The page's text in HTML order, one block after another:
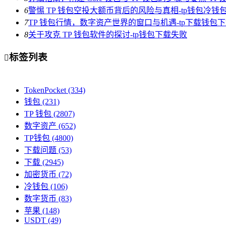
6警惕 TP 钱包空投大额币背后的风险与真相-tp钱包冷钱
7TP 钱包行情，数字资产世界的窗口与机遇-tp下载钱包
8关于攻克 TP 钱包软件的探讨-tp钱包下载失败
标签列表
TokenPocket (334)
钱包 (231)
TP 钱包 (2807)
数字资产 (652)
TP钱包 (4800)
下载问题 (53)
下载 (2945)
加密货币 (72)
冷钱包 (106)
数字货币 (83)
苹果 (148)
USDT (49)